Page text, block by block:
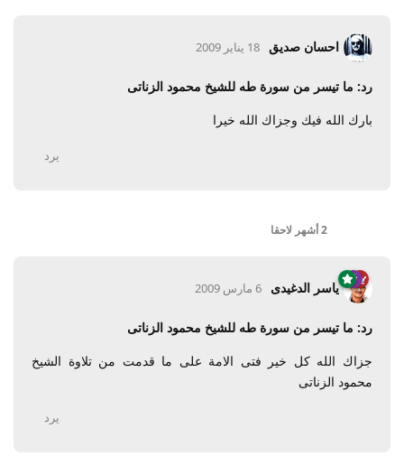
احسان صديق 18 يناير 2009
رد: ما تيسر من سورة طه للشيخ محمود الزناتى
بارك الله فيك وجزاك الله خيرا
يرد
2 أشهر لاحقا
ياسر الدغيدى 6 مارس 2009
رد: ما تيسر من سورة طه للشيخ محمود الزناتى
جزاك الله كل خير فتى الامة على ما قدمت من تلاوة الشيخ
محمود الزناتى
يرد